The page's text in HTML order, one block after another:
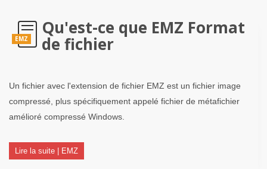
EMZ
Qu'est-ce que EMZ Format
de fichier
Un fichier avec l'extension de fichier EMZ est un fichier image
compressé, plus spécifiquement appelé fichier de métafichier
amélioré compressé Windows.
Lire la suite | EMZ